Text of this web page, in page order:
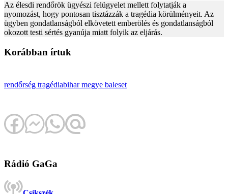
Az élesdi rendőrök ügyészi felügyelet mellett folytatják a
nyomozást, hogy pontosan tisztázzák a tragédia körülményeit. Az
ügyben gondatlanságból elkövetett emberölés és gondatlanságból
okozott testi sértés gyanúja miatt folyik az eljárás.
Korábban írtuk
rendőrség tragédiabihar megye baleset
Rádió GaGa